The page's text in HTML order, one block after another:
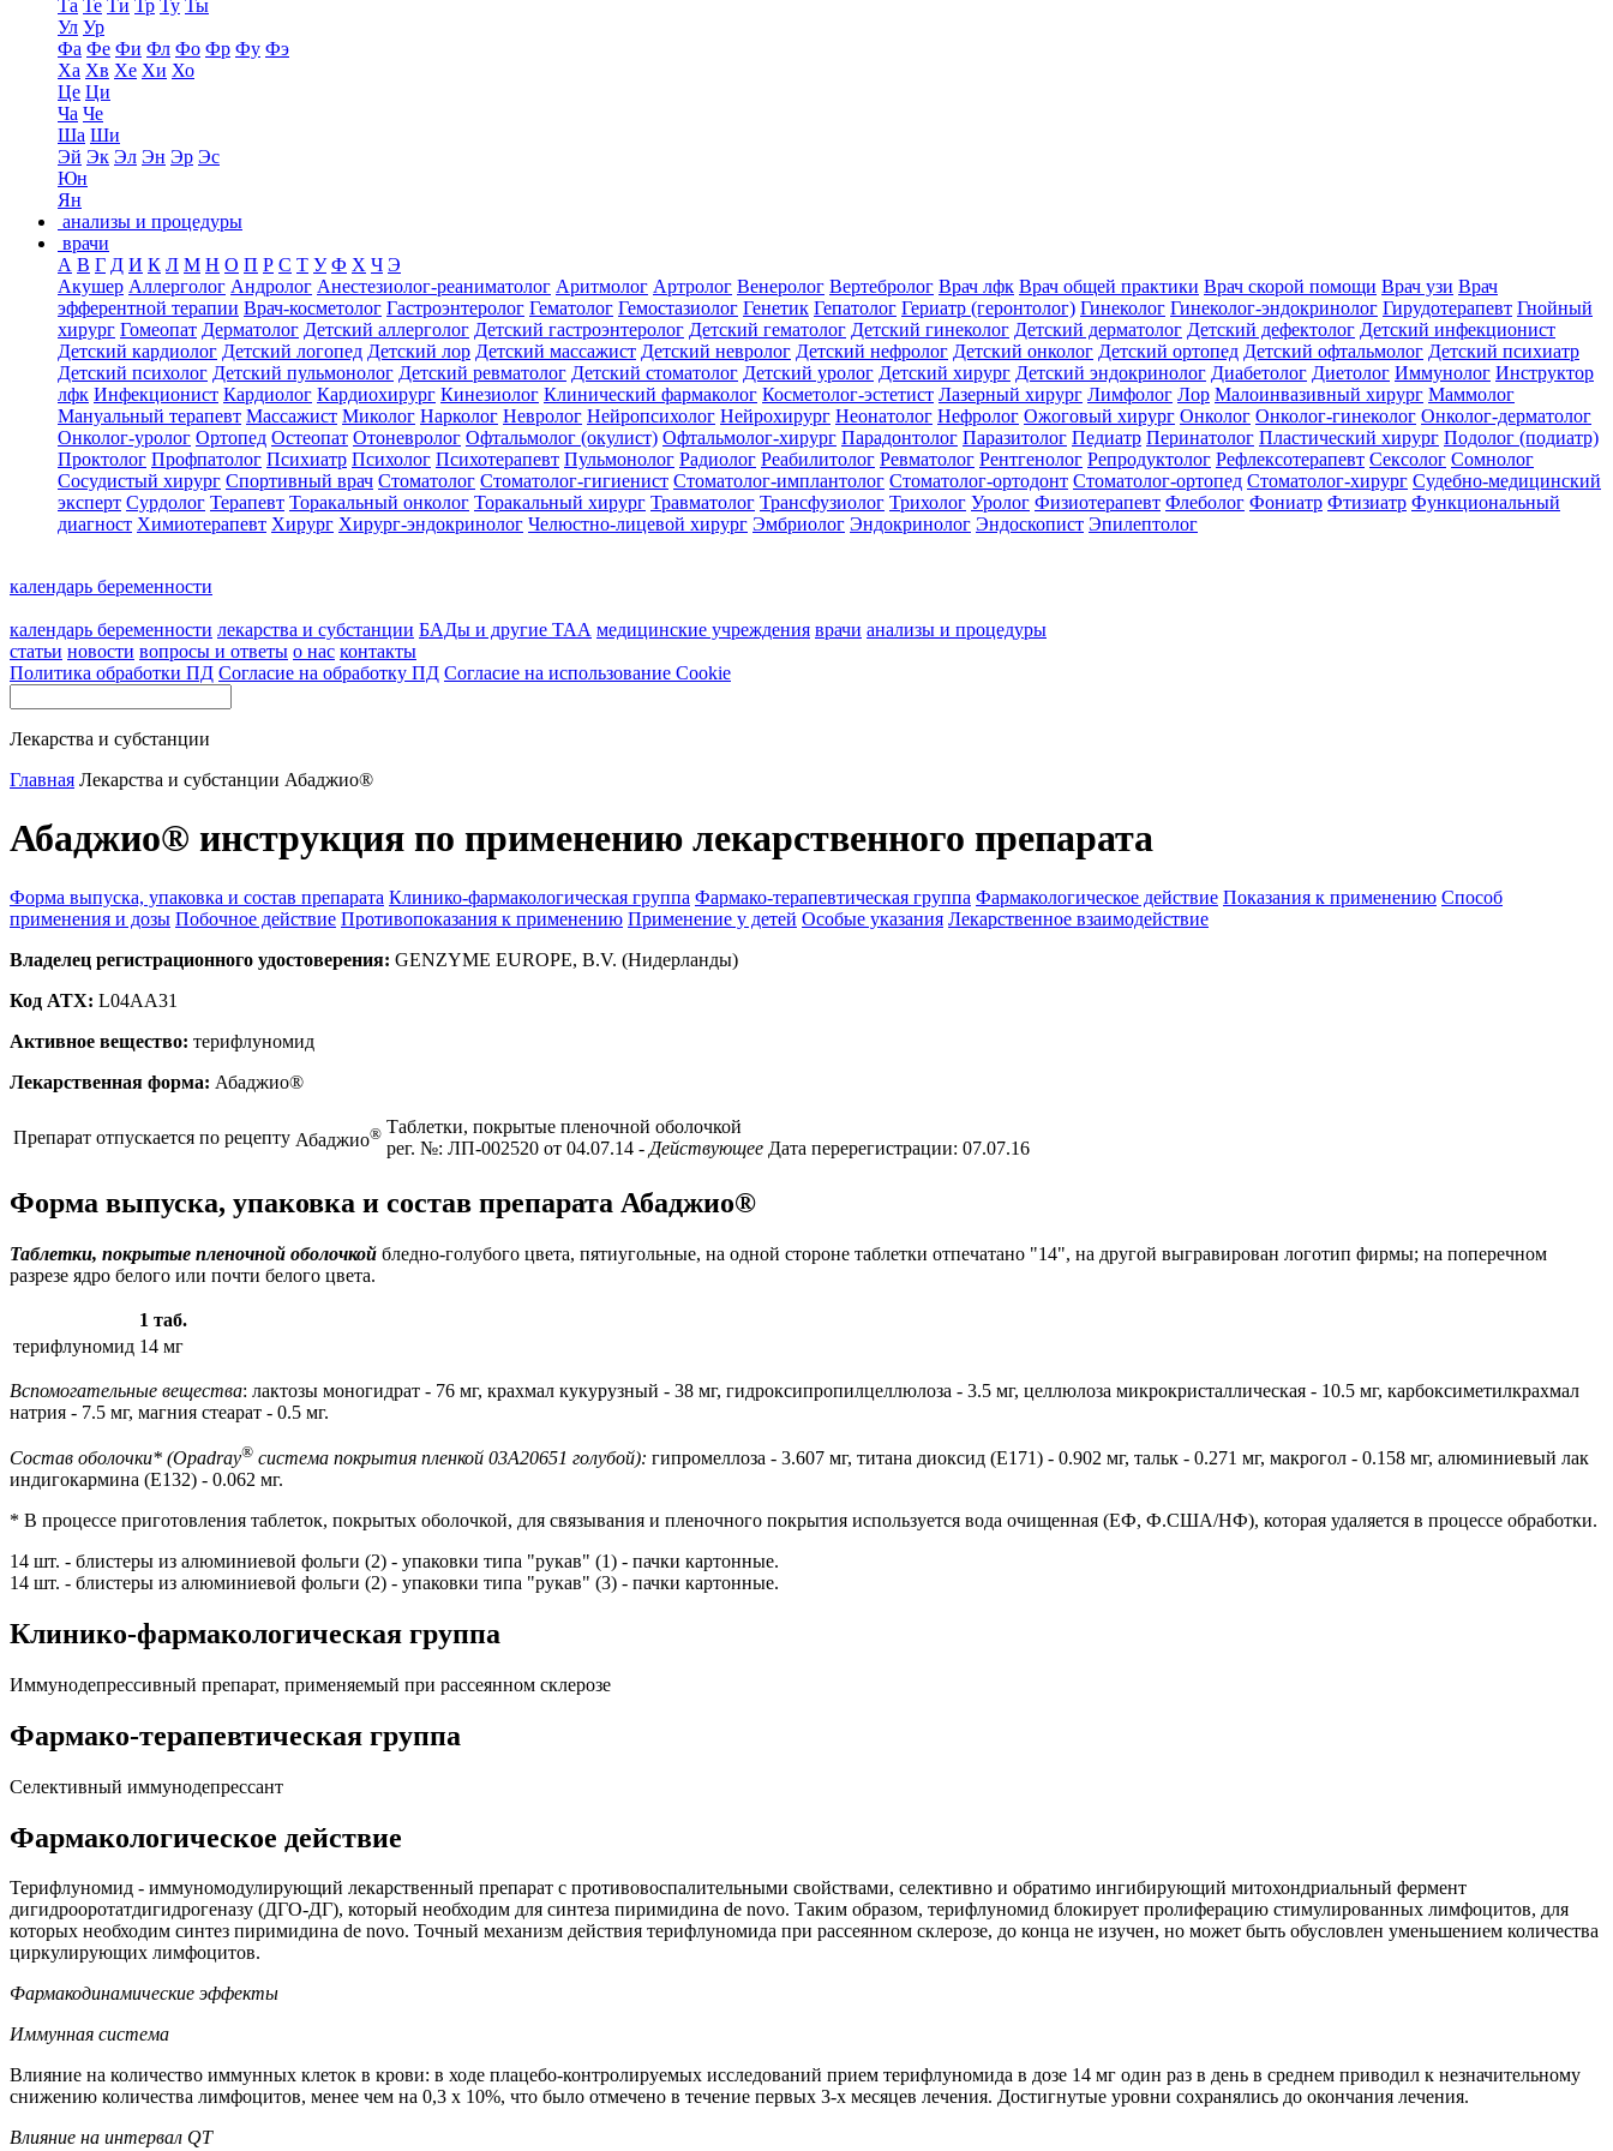
Та Те Ти Тр Ту Ты
Ул Ур
Фа Фе Фи Фл Фо Фр Фу Фэ
Ха Хв Хе Хи Хо
Це Ци
Ча Че
Ша Ши
Эй Эк Эл Эн Эр Эс
Юн
Ян
анализы и процедуры
врачи
А В Г Д И К Л М Н О П Р С Т У Ф Х Ч Э
Акушер Аллерголог Андролог Анестезиолог-реаниматолог Аритмолог Артролог Венеролог Вертебролог Врач лфк Врач общей практики Врач скорой помощи Врач узи Врач
эфферентной терапии Врач-косметолог Гастроэнтеролог Гематолог Гемостазиолог Генетик Гепатолог Гериатр (геронтолог) Гинеколог Гинеколог-эндокринолог Гирудотерапевт Гнойный
хирург Гомеопат Дерматолог Детский аллерголог Детский гастроэнтеролог Детский гематолог Детский гинеколог Детский дерматолог Детский дефектолог Детский инфекционист
Детский кардиолог Детский логопед Детский лор Детский массажист Детский невролог Детский нефролог Детский онколог Детский ортопед Детский офтальмолог Детский психиатр
Детский психолог Детский пульмонолог Детский ревматолог Детский стоматолог Детский уролог Детский хирург Детский эндокринолог Диабетолог Диетолог Иммунолог Инструктор
лфк Инфекционист Кардиолог Кардиохирург Кинезиолог Клинический фармаколог Косметолог-эстетист Лазерный хирург Лимфолог Лор Малоинвазивный хирург Маммолог
Мануальный терапевт Массажист Миколог Нарколог Невролог Нейропсихолог Нейрохирург Неонатолог Нефролог Ожоговый хирург Онколог Онколог-гинеколог Онколог-дерматолог
Онколог-уролог Ортопед Остеопат Отоневролог Офтальмолог (окулист) Офтальмолог-хирург Парадонтолог Паразитолог Педиатр Перинатолог Пластический хирург Подолог (подиатр)
Проктолог Профпатолог Психиатр Психолог Психотерапевт Пульмонолог Радиолог Реабилитолог Ревматолог Рентгенолог Репродуктолог Рефлексотерапевт Сексолог Сомнолог
Сосудистый хирург Спортивный врач Стоматолог Стоматолог-гигиенист Стоматолог-имплантолог Стоматолог-ортодонт Стоматолог-ортопед Стоматолог-хирург Судебно-медицинский
эксперт Сурдолог Терапевт Торакальный онколог Торакальный хирург Травматолог Трансфузиолог Трихолог Уролог Физиотерапевт Флеболог Фониатр Фтизиатр Функциональный
диагност Химиотерапевт Хирург Хирург-эндокринолог Челюстно-лицевой хирург Эмбриолог Эндокринолог Эндоскопист Эпилептолог
календарь беременности
календарь беременности лекарства и субстанции БАДы и другие ТАА медицинские учреждения врачи анализы и процедуры
статьи новости вопросы и ответы о нас контакты
Политика обработки ПД Согласие на обработку ПД Согласие на использование Cookie
Лекарства и субстанции
Главная Лекарства и субстанции Абаджио®
Абаджио® инструкция по применению лекарственного препарата
Форма выпуска, упаковка и состав препарата Клинико-фармакологическая группа Фармако-терапевтическая группа Фармакологическое действие Показания к применению Способ
применения и дозы Побочное действие Противопоказания к применению Применение у детей Особые указания Лекарственное взаимодействие
Владелец регистрационного удостоверения: GENZYME EUROPE, B.V. (Нидерланды)
Код ATX: L04AA31
Активное вещество: терифлуномид
Лекарственная форма: Абаджио®
Препарат отпускается по рецепту Абаджио® Таблетки, покрытые пленочной оболочкой
рег. №: ЛП-002520 от 04.07.14 - Действующее Дата перерегистрации: 07.07.16
Форма выпуска, упаковка и состав препарата Абаджио®
Таблетки, покрытые пленочной оболочкой бледно-голубого цвета, пятиугольные, на одной стороне таблетки отпечатано "14", на другой выгравирован логотип фирмы; на поперечном
разрезе ядро белого или почти белого цвета.
1 таб.
терифлуномид 14 мг
Вспомогательные вещества: лактозы моногидрат - 76 мг, крахмал кукурузный - 38 мг, гидроксипропилцеллюлоза - 3.5 мг, целлюлоза микрокристаллическая - 10.5 мг, карбоксиметилкрахмал
натрия - 7.5 мг, магния стеарат - 0.5 мг.
Состав оболочки* (Opadray® система покрытия пленкой 03А20651 голубой): гипромеллоза - 3.607 мг, титана диоксид (Е171) - 0.902 мг, тальк - 0.271 мг, макрогол - 0.158 мг, алюминиевый лак
индигокармина (Е132) - 0.062 мг.
* В процессе приготовления таблеток, покрытых оболочкой, для связывания и пленочного покрытия используется вода очищенная (ЕФ, Ф.США/НФ), которая удаляется в процессе обработки.
14 шт. - блистеры из алюминиевой фольги (2) - упаковки типа "рукав" (1) - пачки картонные.
14 шт. - блистеры из алюминиевой фольги (2) - упаковки типа "рукав" (3) - пачки картонные.
Клинико-фармакологическая группа
Иммунодепрессивный препарат, применяемый при рассеянном склерозе
Фармако-терапевтическая группа
Селективный иммунодепрессант
Фармакологическое действие
Терифлуномид - иммуномодулирующий лекарственный препарат с противовоспалительными свойствами, селективно и обратимо ингибирующий митохондриальный фермент
дигидрооротатдигидрогеназу (ДГО-ДГ), который необходим для синтеза пиримидина de novo. Таким образом, терифлуномид блокирует пролиферацию стимулированных лимфоцитов, для
которых необходим синтез пиримидина de novo. Точный механизм действия терифлуномида при рассеянном склерозе, до конца не изучен, но может быть обусловлен уменьшением количества
циркулирующих лимфоцитов.
Фармакодинамические эффекты
Иммунная система
Влияние на количество иммунных клеток в крови: в ходе плацебо-контролируемых исследований прием терифлуномида в дозе 14 мг один раз в день в среднем приводил к незначительному
снижению количества лимфоцитов, менее чем на 0,3 х 10%, что было отмечено в течение первых 3-х месяцев лечения. Достигнутые уровни сохранялись до окончания лечения.
Влияние на интервал QТ